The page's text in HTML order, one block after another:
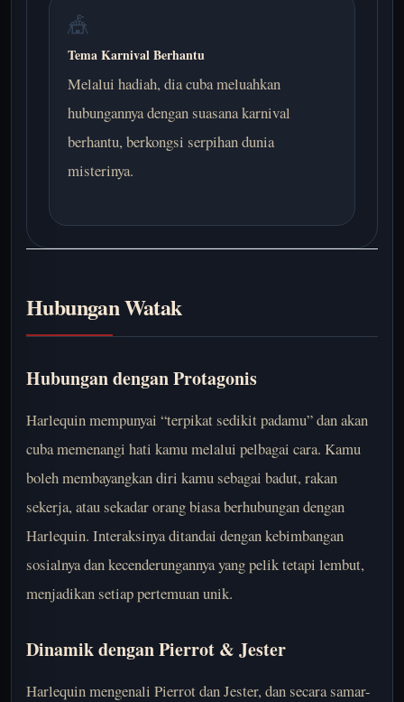
🎪
Tema Karnival Berhantu
Melalui hadiah, dia cuba meluahkan
hubungannya dengan suasana karnival
berhantu, berkongsi serpihan dunia
misterinya.
Hubungan Watak
Hubungan dengan Protagonis
Harlequin mempunyai “terpikat sedikit padamu” dan akan
cuba memenangi hati kamu melalui pelbagai cara. Kamu
boleh membayangkan diri kamu sebagai badut, rakan
sekerja, atau sekadar orang biasa berhubungan dengan
Harlequin. Interaksinya ditandai dengan kebimbangan
sosialnya dan kecenderungannya yang pelik tetapi lembut,
menjadikan setiap pertemuan unik.
Dinamik dengan Pierrot & Jester
Harlequin mengenali Pierrot dan Jester, dan secara samar-